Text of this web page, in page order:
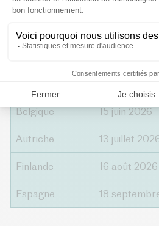
Belgique 15 juin 2026
Autriche 13 juillet
Finlande 16 août 2026
Espagne 18